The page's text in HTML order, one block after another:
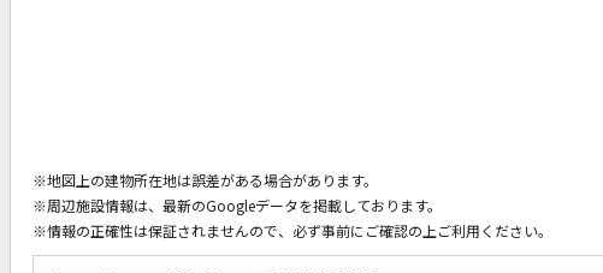
※地図上の建物所在地は誤差がある場合があります。
※周辺施設情報は、最新のGoogleデータを掲載しております。
※情報の正確性は保証されませんので、必ず事前にご確認の上ご利用ください。